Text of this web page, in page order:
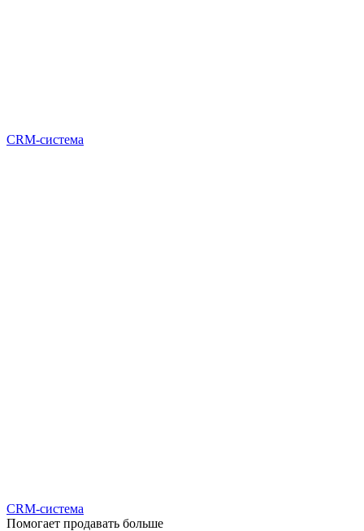
CRM-система
CRM-система
Помогает продавать больше